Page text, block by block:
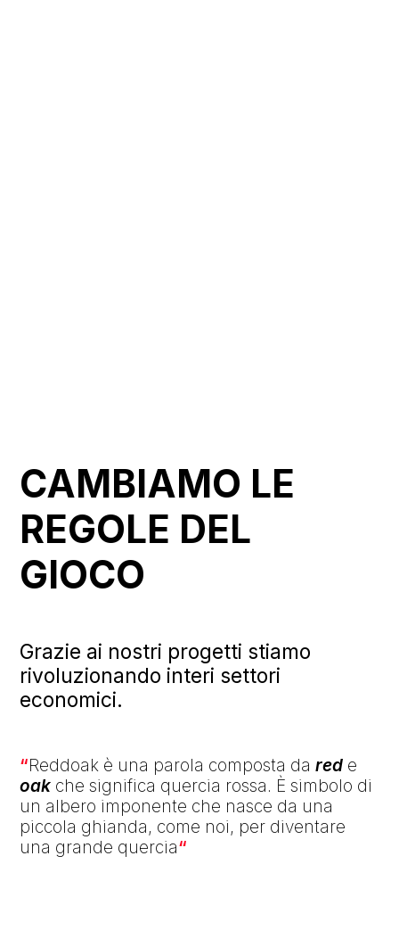
CAMBIAMO LE
REGOLE DEL
GIOCO
Grazie ai nostri progetti stiamo
rivoluzionando interi settori
economici.
“Reddoak è una parola composta dared e
oak che significa quercia rossa. È simbolo di
un albero imponente che nasce da una
piccola ghianda, come noi, per diventare
una grande quercia“